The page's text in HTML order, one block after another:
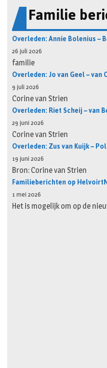
Familie
Overleden: Annie Bolenius –
26 juli 2026
familie
Overleden: Jo van Geel – van
9 juli 2026
Corine van Strien
Overleden: Riet Scheij – van
29 juni 2026
Corine van Strien
Overleden: Zus van Kuijk –
19 juni 2026
Bron: Corine van Strien
Familieberichten op
1 mei 2026
Het is mogelijk om op de